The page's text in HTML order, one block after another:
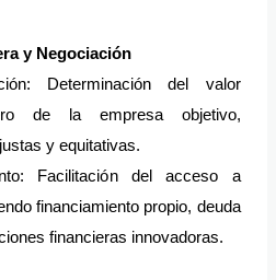
y Negociación
Determinación del valor
de la empresa objetivo,
y equitativas.
Facilitación del acceso a
financiamiento propio, deuda
financieras innovadoras.